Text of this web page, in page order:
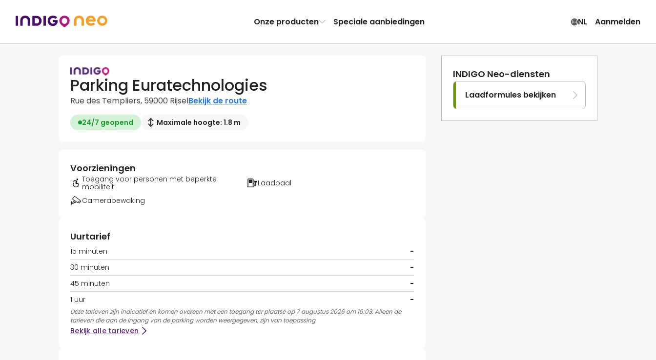
Onze producten Speciale aanbiedingen NL Aanmelden
Parking Euratechnologies
Rue des Templiers, 59000 RijselBekijk de route
24/7 geopend Maximale hoogte: 1.8 m
INDIGO Neo-diensten
Laadformules bekijken
Voorzieningen
Toegang voor personen met beperkte
mobiliteit
Laadpaal
Camerabewaking
Uurtarief
15 minuten
-
30 minuten
-
45 minuten
-
1 uur
-
Deze tarieven zijn indicatief en komen overeen met een toegang ter plaatse op 7 augustus 2026 om 19:03. Alleen de
tarieven die aan de ingang van de parking worden weergegeven, zijn van toepassing.
Bekijk alle tarieven